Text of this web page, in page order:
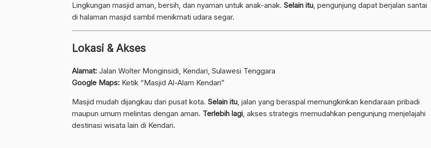
Lingkungan masjid aman, bersih, dan nyaman untuk anak-anak. Selain itu, pengunjung dapat berjalan santai
di halaman masjid sambil menikmati udara segar.
Lokasi & Akses
Alamat: Jalan Wolter Monginsidi, Kendari, Sulawesi Tenggara
Google Maps: Ketik “Masjid Al-Alam Kendari”
Masjid mudah dijangkau dari pusat kota. Selain itu, jalan yang beraspal memungkinkan kendaraan pribadi
maupun umum melintas dengan aman. Terlebih lagi, akses strategis memudahkan pengunjung menjelajahi
destinasi wisata lain di Kendari.